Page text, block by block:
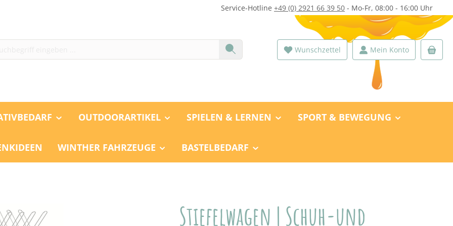
Service-Hotline +49 (0) 2921 66 39 50 - Mo-Fr, 08:00 - 16:00 Uhr
Wunschzettel Mein Konto
OUTDOORARTIKEL SPIELEN & LERNEN SPORT & BEWEGUNG
WINTHER FAHRZEUGE BASTELBEDARF
Stiefelwagen | Schuh-und